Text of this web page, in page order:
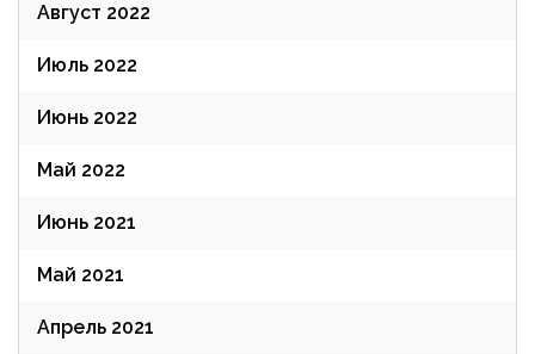
Август 2022
Июль 2022
Июнь 2022
Май 2022
Июнь 2021
Май 2021
Апрель 2021